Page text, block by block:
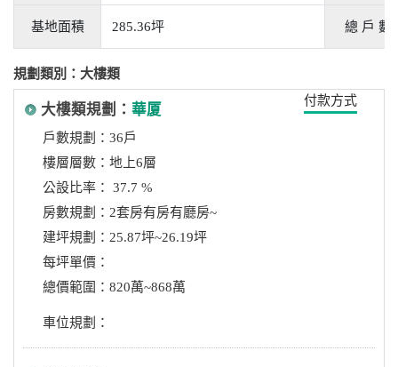
基地面積 285.36坪 總 戶 數
規劃類別：大樓類
付款方式
大樓類規劃： 華厦
戶數規劃：36戶
樓層層數：地上6層
公設比率： 37.7 %
房數規劃：2套房有房有廳房~
建坪規劃：25.87坪~26.19坪
每坪單價：
總價範圍：820萬~868萬
車位規劃：